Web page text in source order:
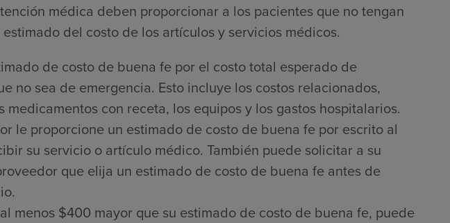
médica deben proporcionar a los pacientes que no tengan
del costo de los artículos y servicios médicos.
de costo de buena fe por el costo total esperado de
no sea de emergencia. Esto incluye los costos relacionados,
medicamentos con receta, los equipos y los gastos hospitalarios.
le proporcione un estimado de costo de buena fe por escrito al
su servicio o artículo médico. También puede solicitar a su
que elija un estimado de costo de buena fe antes de
menos $400 mayor que su estimado de costo de buena fe, puede